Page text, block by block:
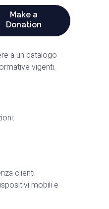
Make a
Donation
a un catalogo
vigenti.
clienti
mobili e